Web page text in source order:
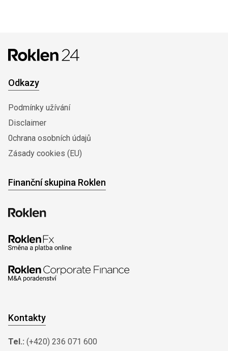
Odkazy
Podmínky užívání
Disclaimer
0chrana osobních údajů
Zásady cookies (EU)
Finanční skupina Roklen
Kontakty
Tel.: (+420) 236 071 600